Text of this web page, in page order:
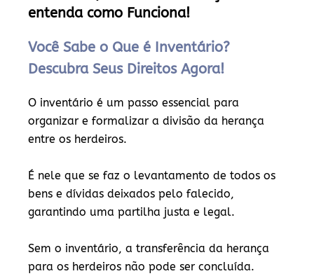
entenda como Funciona!
Você Sabe o Que é Inventário?
Descubra Seus Direitos Agora!
O inventário é um passo essencial para
organizar e formalizar a divisão da herança
entre os herdeiros.
É nele que se faz o levantamento de todos os
bens e dívidas deixados pelo falecido,
garantindo uma partilha justa e legal.
Sem o inventário, a transferência da herança
para os herdeiros não pode ser concluída.